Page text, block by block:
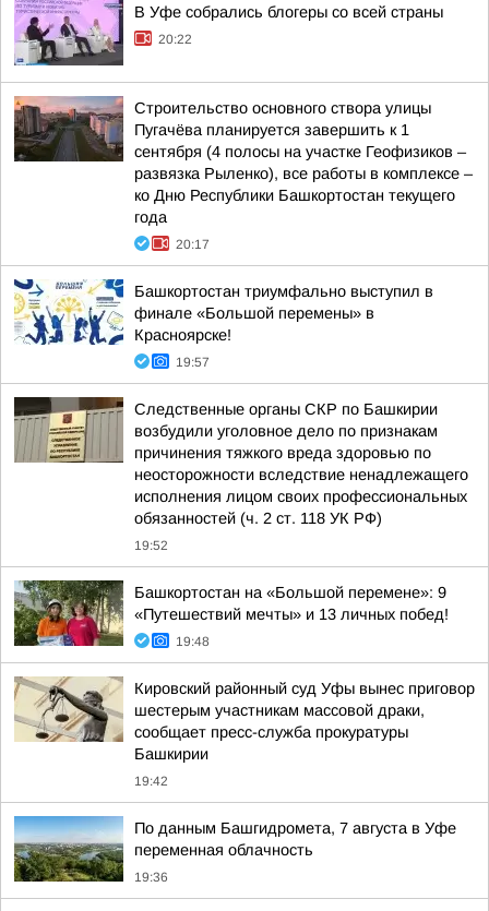
В Уфе собрались блогеры со всей страны
20:22
Строительство основного створа улицы
Пугачёва планируется завершить к 1
сентября (4 полосы на участке Геофизиков –
развязка Рыленко), все работы в комплексе –
ко Дню Республики Башкортостан текущего
года
20:17
Башкортостан триумфально выступил в
финале «Большой перемены» в
Красноярске!
19:57
Следственные органы СКР по Башкирии
возбудили уголовное дело по признакам
причинения тяжкого вреда здоровью по
неосторожности вследствие ненадлежащего
исполнения лицом своих профессиональных
обязанностей (ч. 2 ст. 118 УК РФ)
19:52
Башкортостан на «Большой перемене»: 9
«Путешествий мечты» и 13 личных побед!
19:48
Кировский районный суд Уфы вынес приговор
шестерым участникам массовой драки,
сообщает пресс-служба прокуратуры
Башкирии
19:42
По данным Башгидромета, 7 августа в Уфе
переменная облачность
19:36